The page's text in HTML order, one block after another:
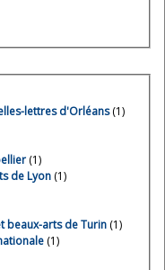
lettres d'Orléans(1)
(1)
de Lyon (1)
beaux-arts de Turin (1)
(1)